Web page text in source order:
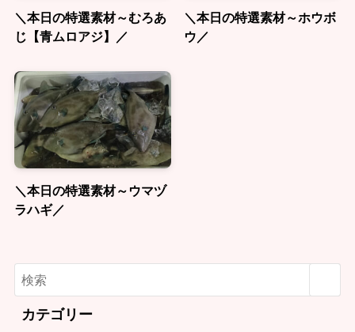
＼本日の特選素材～むろあ
じ【青ムロアジ】／
＼本日の特選素材～ホウボ
ウ／
＼本日の特選素材～ウマヅ
ラハギ／
カテゴリー